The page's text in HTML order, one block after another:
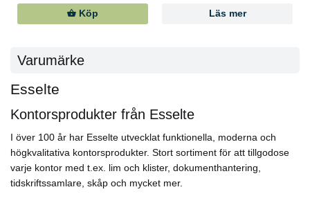
Köp Läs mer
Varumärke
Esselte
Kontorsprodukter från Esselte
I över 100 år har Esselte utvecklat funktionella, moderna och
högkvalitativa kontorsprodukter. Stort sortiment för att tillgodose
varje kontor med t.ex. lim och klister, dokumenthantering,
tidskriftssamlare, skåp och mycket mer.